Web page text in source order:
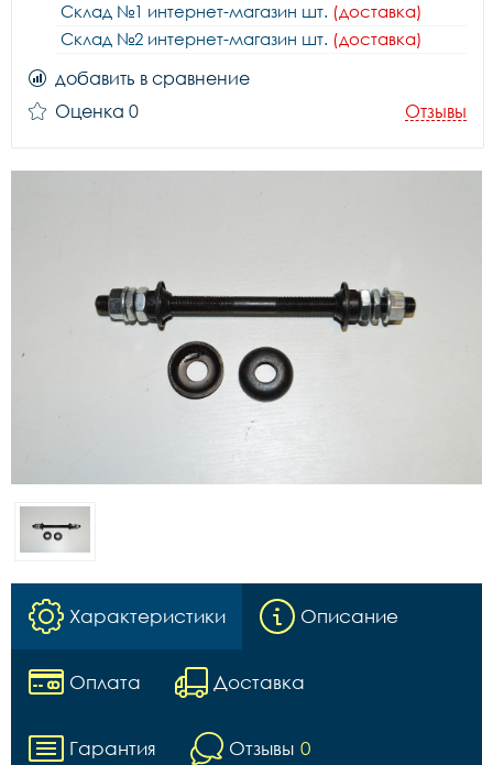
Склад №1 интернет-магазин шт. (доставка)
Склад №2 интернет-магазин шт. (доставка)
добавить в сравнение
Оценка 0
Отзывы
Характеристики Описание
Оплата Доставка
Гарантия Отзывы 0